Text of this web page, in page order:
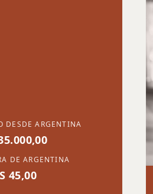
DESDE ARGENTINA
DE ARGENTINA
45,00